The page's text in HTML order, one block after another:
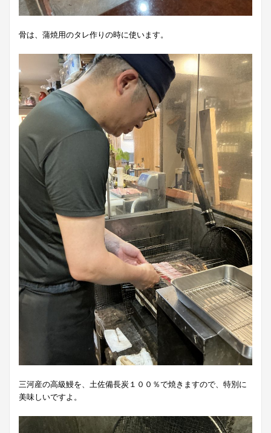
骨は、蒲焼用のタレ作りの時に使います。
三河産の高級鰻を、土佐備長炭１００％で焼きますので、特別に
美味しいですよ。